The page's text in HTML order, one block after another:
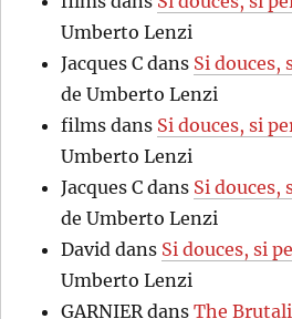
Umberto Lenzi
Jacques C dans Si douces,
de Umberto Lenzi
films dans Si douces, si
Umberto Lenzi
Jacques C dans Si douces,
de Umberto Lenzi
David dans Si douces, si
Umberto Lenzi
GARNIERdansThe